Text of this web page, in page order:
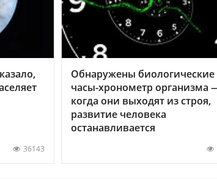
36143
Обнаружены биологические
часы-хронометр организма
когда они выходят из строя,
развитие человека
останавливается